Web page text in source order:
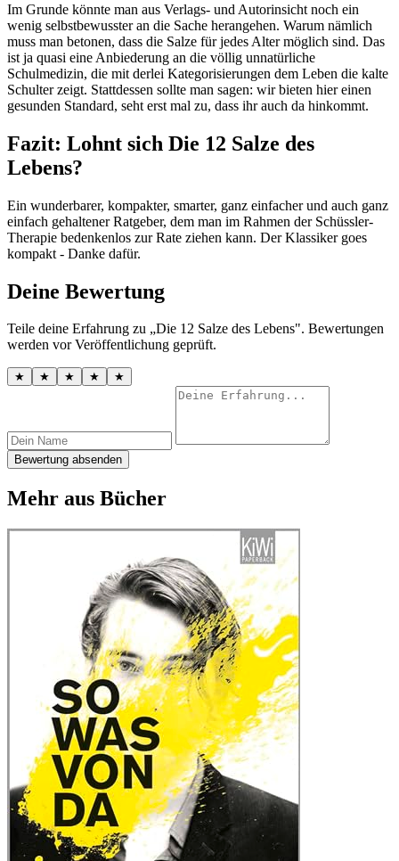
Im Grunde könnte man aus Verlags- und Autorinsicht noch ein
wenig selbstbewusster an die Sache herangehen. Warum nämlich
muss man betonen, dass die Salze für jedes Alter möglich sind. Das
ist ja quasi eine Anbiederung an die völlig unnatürliche
Schulmedizin, die mit derlei Kategorisierungen dem Leben die kalte
Schulter zeigt. Stattdessen sollte man sagen: wir bieten hier einen
gesunden Standard, seht erst mal zu, dass ihr auch da hinkommt.
Fazit: Lohnt sich Die 12 Salze des
Lebens?
Ein wunderbarer, kompakter, smarter, ganz einfacher und auch ganz
einfach gehaltener Ratgeber, dem man im Rahmen der Schüssler-
Therapie bedenkenlos zur Rate ziehen kann. Der Klassiker goes
kompakt - Danke dafür.
Deine Bewertung
Teile deine Erfahrung zu „Die 12 Salze des Lebens". Bewertungen
werden vor Veröffentlichung geprüft.
★ ★ ★ ★ ★
Bewertung absenden
Mehr aus Bücher